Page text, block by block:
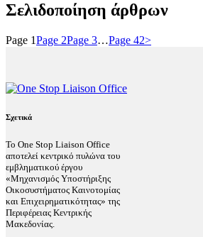
Σελιδοποίηση άρθρων
Page 1Page 2Page 3…Page 42>
Σχετικά
Το One Stop Liaison Office
αποτελεί κεντρικό πυλώνα του
εμβληματικού έργου
«Μηχανισμός Υποστήριξης
Οικοσυστήματος Καινοτομίας
και Επιχειρηματικότητας» της
Περιφέρειας Κεντρικής
Μακεδονίας.